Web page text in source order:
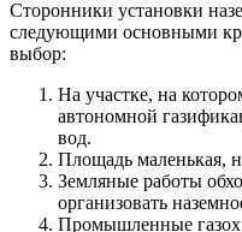
Сторонники установки
следующими основными
выбор:
На участке, на
автономной
вод.
Площадь маленькая,
Земляные работы
организовать
Промышленные